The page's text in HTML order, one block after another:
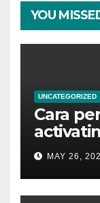
YOU
UNCATEGORIZED
Cara
02/lvm-
MAY 26,